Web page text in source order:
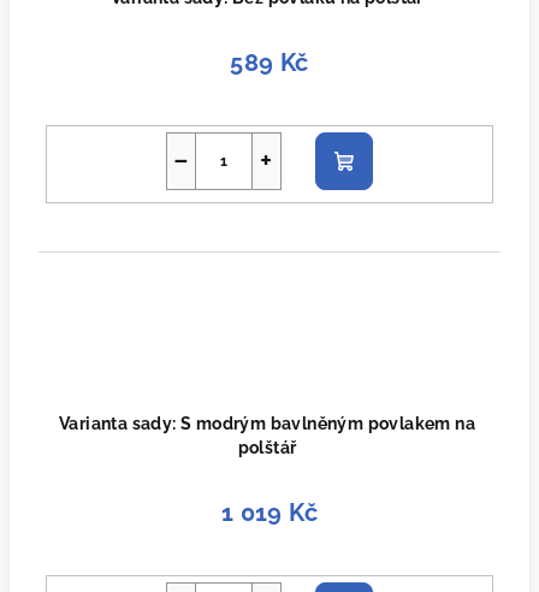
589 Kč
+
−
Do
košíku
Varianta sady: S modrým bavlněným povlakem na
polštář
1 019 Kč